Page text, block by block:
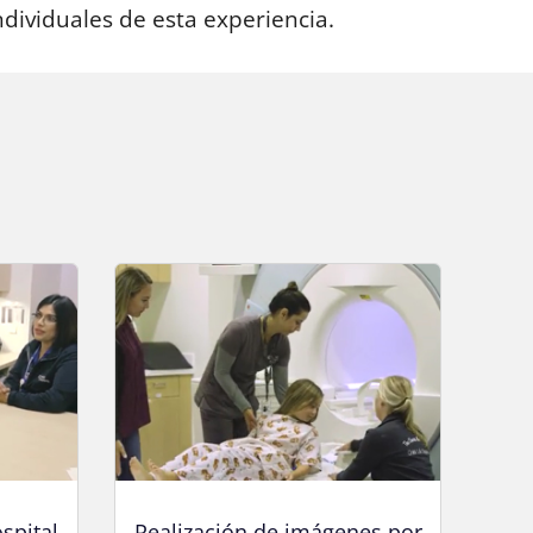
de esta experiencia.